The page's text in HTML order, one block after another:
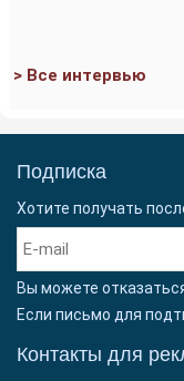
> Все интервью
Подписка
Хотите получать
Вы можете
Если письмо для
Контакты для